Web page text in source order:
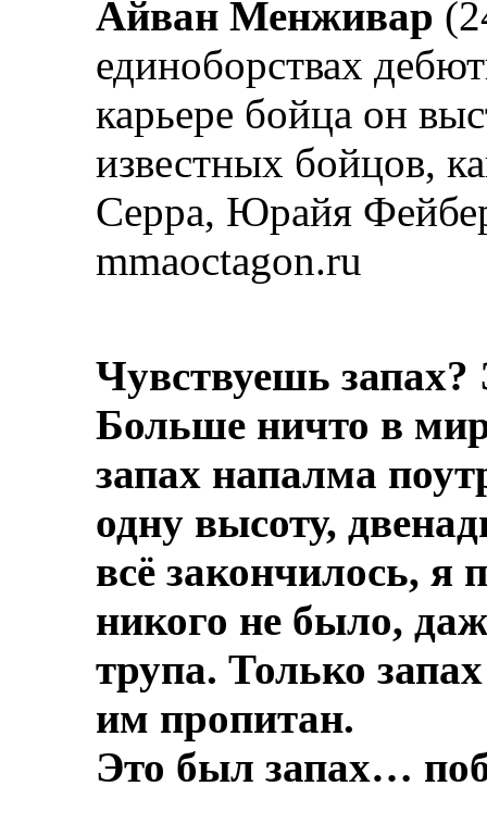
Айван Менживар
единоборствах
карьере бойца он
известных бойцов,
Серра, Юрайя
mmaoctagon.ru
Чувствуешь
Больше ничто в
запах напалма
одну высоту,
всё закончилось, я
никого не было,
трупа. Только
им пропитан.
Это был запах…